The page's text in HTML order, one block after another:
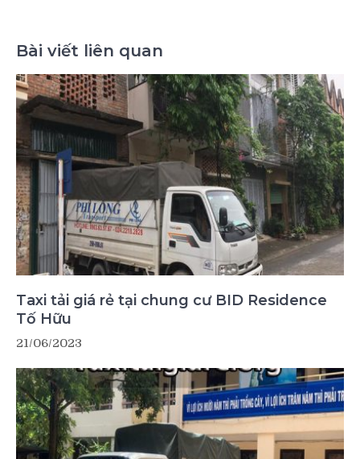
Bài viết liên quan
Taxi tải giá rẻ tại chung cư BID Residence
Tố Hữu
21/06/2023